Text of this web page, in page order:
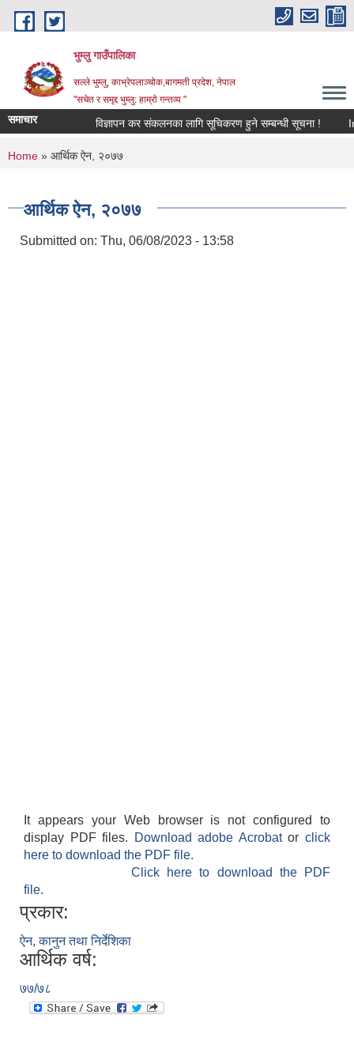
Skip to main content
भुम्लु गाउँपालिका
सल्ले भुम्लु, काभ्रेपलाञ्चोक,बागमती प्रदेश, नेपाल
"सचेत र समृद्द भुम्लु: हाम्राे गन्तव्य "
समाचार विज्ञापन कर संकलनका लागि सूचिकरण हुने सम्बन्धी सूचना !
You are here
Home » आर्थिक ऐन, २०७७
आर्थिक ऐन, २०७७
Submitted on: Thu, 06/08/2023 - 13:58
It appears your Web browser is not configured to
display PDF files.
Download adobe Acrobatorclick
here to download the PDF file.
Click here to download the PDF
file.
प्रकार:
ऐन, कानुन तथा निर्देशिका
आर्थिक वर्ष:
७७/७८